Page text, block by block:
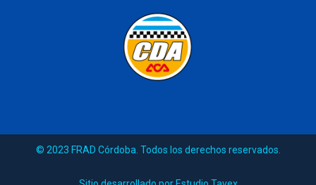
© 2023 FRAD Córdoba. Todos los derechos reservados.